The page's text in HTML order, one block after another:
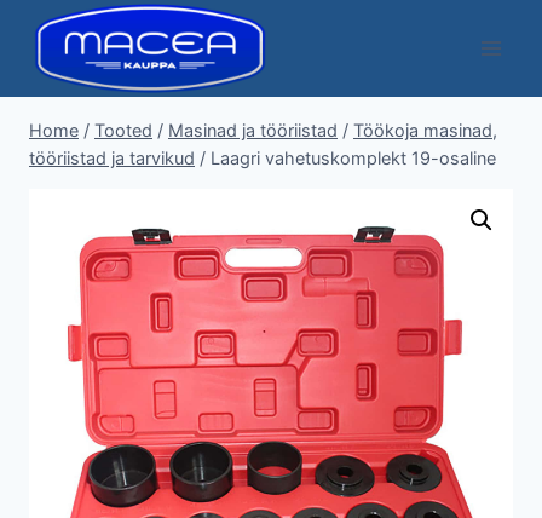
content
Home / Tooted / Masinad ja tööriistad / Töökoja masinad,
tööriistad ja tarvikud / Laagri vahetuskomplekt 19-osaline